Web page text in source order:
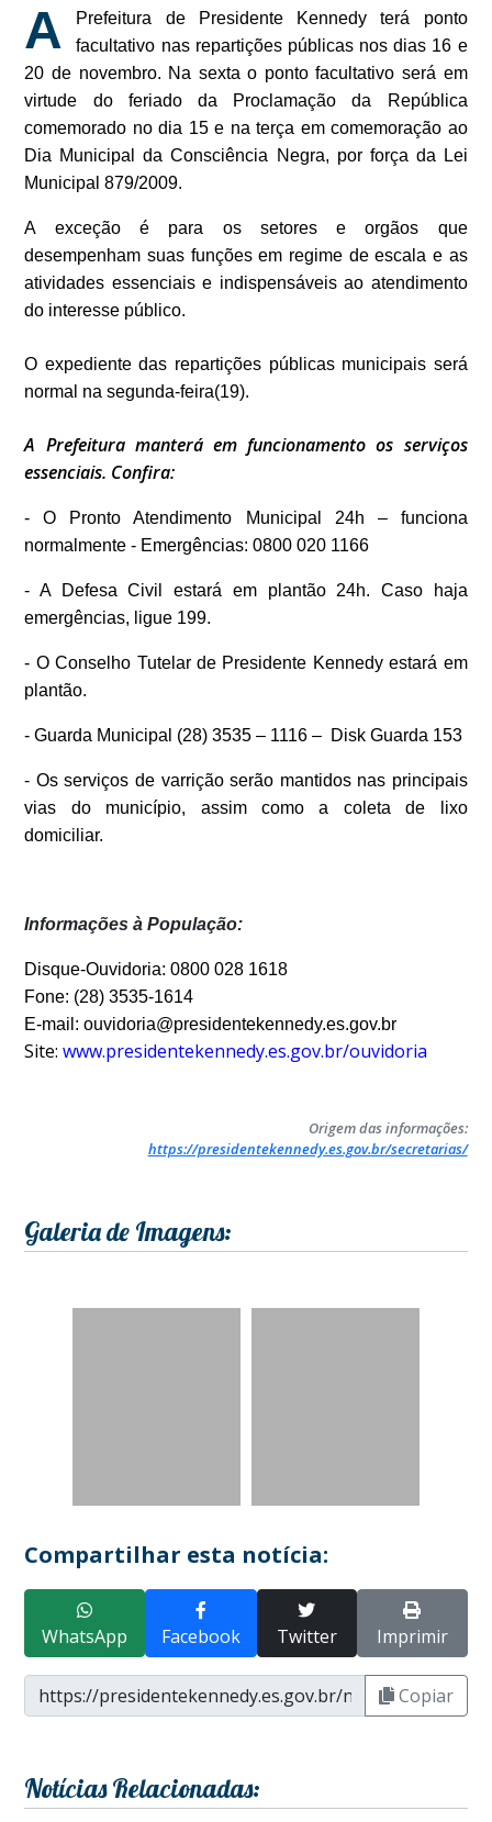
A
Prefeitura de Presidente Kennedy terá ponto
facultativo nas repartições públicas nos dias 16 e
20 de novembro. Na sexta o ponto facultativo será em
virtude do feriado da Proclamação da República
comemorado no dia 15 e na terça em comemoração ao
Dia Municipal da Consciência Negra, por força da Lei
Municipal 879/2009.
A exceção é para os setores e orgãos que
desempenham suas funções em regime de escala e as
atividades essenciais e indispensáveis ao atendimento
do interesse público.
O expediente das repartições públicas municipais será
normal na segunda-feira(19).
A Prefeitura manterá em funcionamento os serviços
essenciais. Confira:
- O Pronto Atendimento Municipal 24h – funciona
normalmente - Emergências: 0800 020 1166
- A Defesa Civil estará em plantão 24h. Caso haja
emergências, ligue 199.
- O Conselho Tutelar de Presidente Kennedy estará em
plantão.
- Guarda Municipal (28) 3535 – 1116 – Disk Guarda 153
- Os serviços de varrição serão mantidos nas principais
vias do município, assim como a coleta de lixo
domiciliar.
Informações à População:
Disque-Ouvidoria: 0800 028 1618
Fone: (28) 3535-1614
E-mail: ouvidoria@presidentekennedy.es.gov.br
Site:www.presidentekennedy.es.gov.br/ouvidoria
Origem das informações:
https://presidentekennedy.es.gov.br/secretarias/
Galeria de Imagens:
Compartilhar esta notícia:
WhatsApp Facebook Twitter Imprimir
Copiar
Notícias Relacionadas: